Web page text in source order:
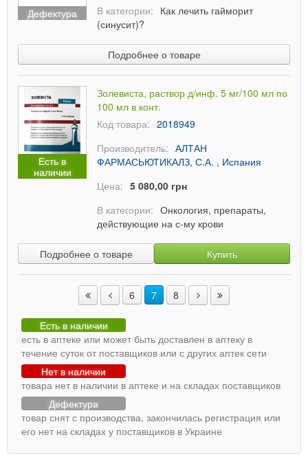
Дефектура
В категории: Как лечить гайморит
(синусит)?
Подробнее о товаре
Есть в
наличии
Золевиста, раствор д/инф. 5 мг/100 мл по
100 мл в конт.
Код товара: 2018949
Производитель: АЛТАН
ФАРМАСЬЮТИКАЛЗ, С.А. , Испания
Цена: 5 080,00 грн
В категории: Онкология, препараты,
действующие на с-му крови
Подробнее о товаре Купить
6 7 8
Есть в наличии
есть в аптеке или может быть доставлен в аптеку в
течение суток от поставщиков или с других аптек сети
Нет в наличии
товара нет в наличии в аптеке и на складах поставщиков
Дефектура
товар снят с производства, закончилась регистрация или
его нет на складах у поставщиков в Украине